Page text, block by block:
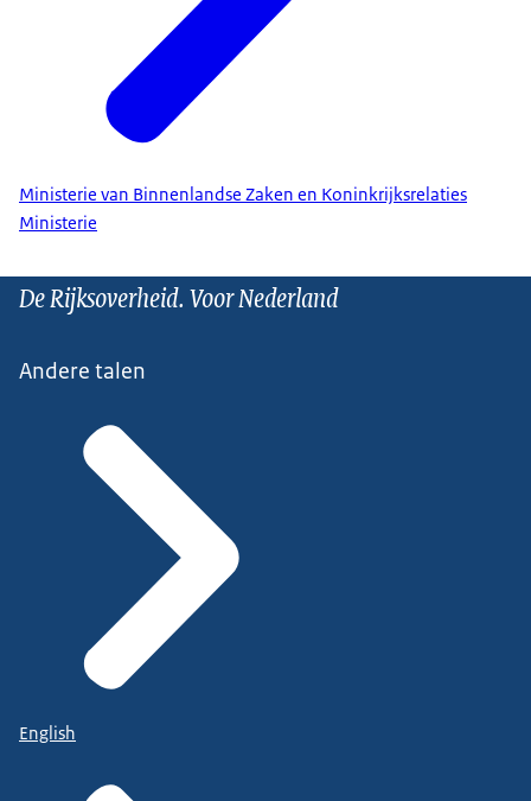
Ministerie van Binnenlandse Zaken en Koninkrijksrelaties
Ministerie
De Rijksoverheid. Voor Nederland
Andere talen
English